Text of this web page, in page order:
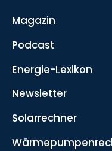
Magazin
Podcast
Energie-Lexikon
Newsletter
Solarrechner